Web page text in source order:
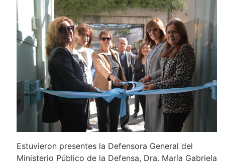
Estuvieron presentes la Defensora General del
Ministerio Público de la Defensa, Dra. María Gabriela